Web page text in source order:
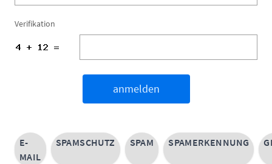
Verifikation
anmelden
E-
MAIL
SPAMSCHUTZ SPAM SPAMERKENNUNG